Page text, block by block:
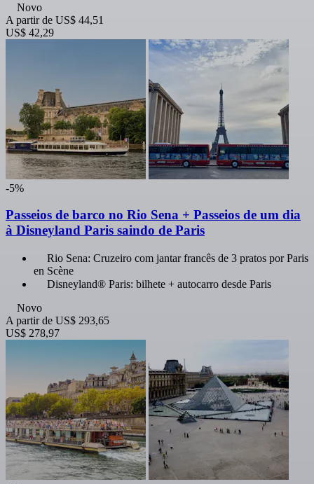
Novo
A partir de US$ 44,51
US$ 42,29
-5%
Passeios de barco no Rio Sena + Passeios de um dia
à Disneyland Paris saindo de Paris
Rio Sena: Cruzeiro com jantar francês de 3 pratos por Paris
en Scène
Disneyland® Paris: bilhete + autocarro desde Paris
Novo
A partir de US$ 293,65
US$ 278,97